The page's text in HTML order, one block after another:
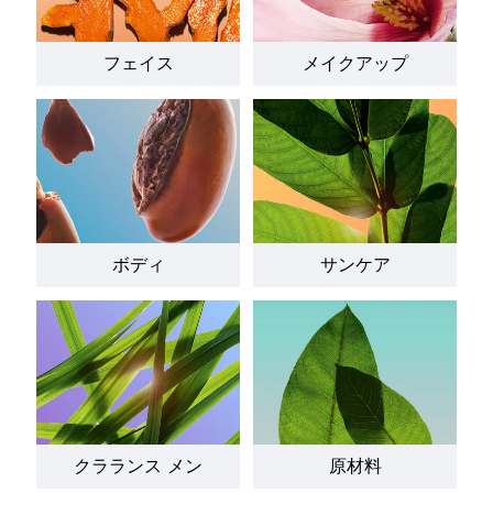
フェイス メイクアップ
ボディ サンケア
クラランス メン 原材料